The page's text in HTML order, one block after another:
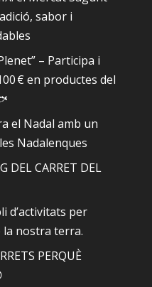
sabor i
– Participa i
€ en productes del
el Nadal amb un
Nadalenques
DEL CARRET DEL
d’activitats per
la nostra terra.
PERQUÈ